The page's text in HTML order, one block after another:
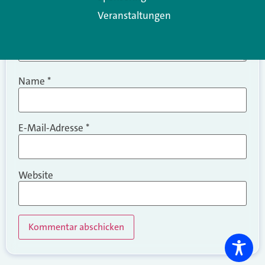
Name *
E-Mail-Adresse *
Website
Alternative:
Veranstaltungen